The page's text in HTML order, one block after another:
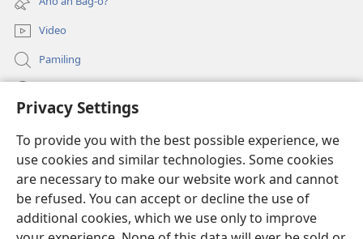
Privacy Settings
To provide you with the best possible experience, we
use cookies and similar technologies. Some cookies
are necessary to make our website work and cannot
be refused. You can accept or decline the use of
additional cookies, which we use only to improve
window)
Video
Pamiling
(opens
window)Watchtower ONLINE LIBRARY
(opens
new
window)JW Hub ®
(opens
new